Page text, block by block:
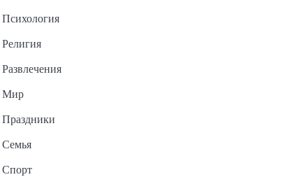
Психология
Религия
Развлечения
Мир
Праздники
Семья
Спорт